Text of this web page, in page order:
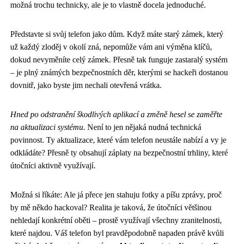
možná trochu technicky, ale je to vlastně docela jednoduché.
Představte si svůj telefon jako dům. Když máte starý zámek, který
už každý zloděj v okolí zná, nepomůže vám ani výměna klíčů,
dokud nevyměníte celý zámek. Přesně tak funguje zastaralý systém
– je plný známých bezpečnostních děr, kterými se hackeři dostanou
dovnitř, jako byste jim nechali otevřená vrátka.
Hned po odstranění škodlivých aplikací a změně hesel se zaměřte
na aktualizaci systému. Není to jen nějaká nudná technická
povinnost. Ty aktualizace, které vám telefon neustále nabízí a vy je
odkládáte? Přesně ty obsahují záplaty na bezpečnostní trhliny, které
útočníci aktivně využívají.
Možná si říkáte: Ale já přece jen stahuju fotky a píšu zprávy, proč
by mě někdo hackoval? Realita je taková, že útočníci většinou
nehledají konkrétní oběti – prostě využívají všechny zranitelnosti,
které najdou. Váš telefon byl pravděpodobně napaden právě kvůli